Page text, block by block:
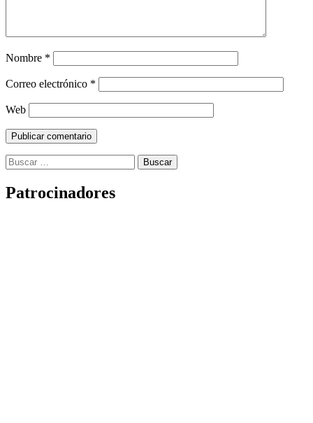
Nombre *
Correo electrónico *
Web
Buscar:
Patrocinadores